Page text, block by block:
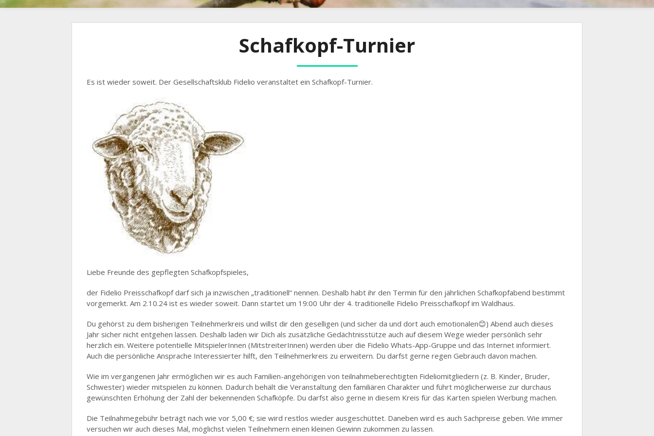
Schafkopf-Turnier
Es ist wieder soweit. Der Gesellschaftsklub Fidelio veranstaltet ein Schafkopf-Turnier.
Liebe Freunde des gepflegten Schafkopfspieles,
der Fidelio Preisschafkopf darf sich ja inzwischen „traditionell“ nennen. Deshalb habt ihr den Termin für den jährlichen Schafkopfabend bestimmt
vorgemerkt. Am 2.10.24 ist es wieder soweit. Dann startet um 19:00 Uhr der 4. traditionelle Fidelio Preisschafkopf im Waldhaus.
Du gehörst zu dem bisherigen Teilnehmerkreis und willst dir den geselligen (und sicher da und dort auch emotionalen😊) Abend auch dieses
Jahr sicher nicht entgehen lassen. Deshalb laden wir Dich als zusätzliche Gedächtnisstütze auch auf diesem Wege wieder persönlich sehr
herzlich ein. Weitere potentielle MitspielerInnen (MitstreiterInnen) werden über die Fidelio Whats-App-Gruppe und das Internet informiert.
Auch die persönliche Ansprache Interessierter hilft, den Teilnehmerkreis zu erweitern. Du darfst gerne regen Gebrauch davon machen.
Wie im vergangenen Jahr ermöglichen wir es auch Familien-angehörigen von teilnahmeberechtigten Fideliomitgliedern (z. B. Kinder, Bruder,
Schwester) wieder mitspielen zu können. Dadurch behält die Veranstaltung den familiären Charakter und führt möglicherweise zur durchaus
gewünschten Erhöhung der Zahl der bekennenden Schafköpfe. Du darfst also gerne in diesem Kreis für das Karten spielen Werbung machen.
Die Teilnahmegebühr beträgt nach wie vor 5,00 €; sie wird restlos wieder ausgeschüttet. Daneben wird es auch Sachpreise geben. Wie immer
versuchen wir auch dieses Mal, möglichst vielen Teilnehmern einen kleinen Gewinn zukommen zu lassen.